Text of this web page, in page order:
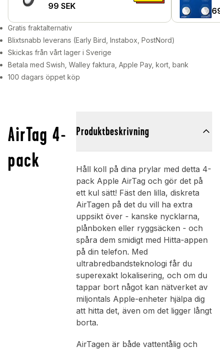
99 SEK
Gratis fraktalternativ
Blixtsnabb leverans (Early Bird, Instabox, PostNord)
Skickas från vårt lager i Sverige
Betala med Swish, Walley faktura, Apple Pay, kort, bank
100 dagars öppet köp
AirTag 4-
pack
Produktbeskrivning
Håll koll på dina prylar med detta 4-
pack Apple AirTag och gör det på
ett kul sätt! Fäst den lilla, diskreta
AirTagen på det du vill ha extra
uppsikt över - kanske nycklarna,
plånboken eller ryggsäcken - och
spåra dem smidigt med Hitta-appen
på din telefon. Med
ultrabredbandsteknologi får du
superexakt lokalisering, och om du
tappar bort något kan nätverket av
miljontals Apple-enheter hjälpa dig
att hitta det, även om det ligger långt
borta.
AirTagen är både vattentålig och